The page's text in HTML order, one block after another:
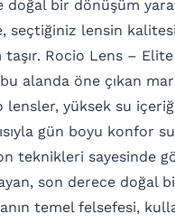
doğal bir dönüşüm
seçtiğiniz lensin
taşır. Rocio Lens –
alanda öne çıkan
lensler, yüksek su
gün boyu konfor
teknikleri sayesinde
son derece doğal
temel felsefesi,